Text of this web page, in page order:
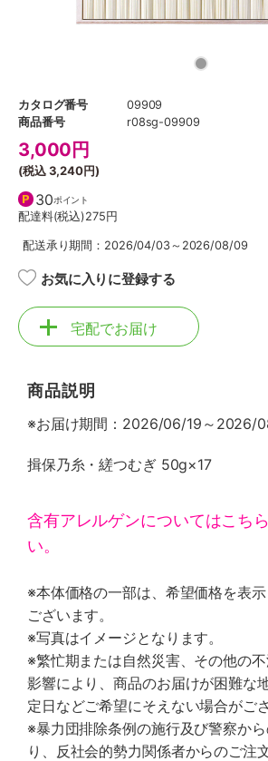
カタログ番号
09909
商品番号
r08sg-09909
3,000 円
(税込3,240円)
30ポイント
配達料(税込)275円
配送承り期間：2026/04/03～2026/08/09
お気に入りに登録する
宅配でお届け
商品説明
※お届け期間：2026/06/19～2026/
揖保乃糸・縒つむぎ 50g×17
含有アレルゲンについてはこち
い。
※本体価格の一部は、希望価格を表
ございます。
※写真はイメージとなります。
※繁忙期または自然災害、その他の
影響により、商品のお届けが困難な
定日などご希望にそえない場合がご
※暴力団排除条例の施行及び警察か
り、反社会的勢力関係者からのご注